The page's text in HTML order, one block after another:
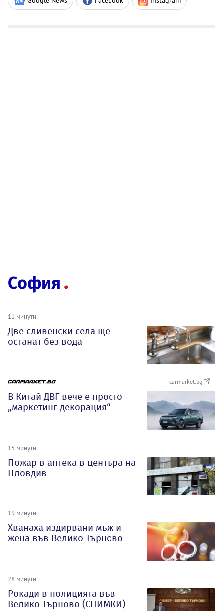
София
11 минути
Две сливенски села ще
останат без вода
carmarket.bg
В Китай ДВГ вече е просто
„маркетинг декорация“
15 минути
Пожар в аптека в центъра на
Пловдив
19 минути
Хванаха издирвани мъж и
жена във Велико Търново
28 минути
Рокади в полицията във
Велико Търново (СНИМКИ)